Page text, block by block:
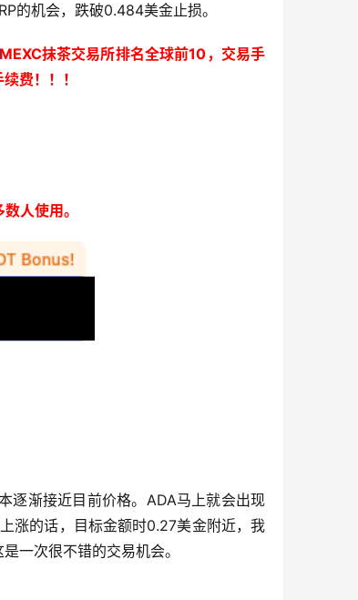
的机会，跌破0.484美金止损。
抹茶交易所排名全球前10，交易手
费！！！
人使用。
逐渐接近目前价格。ADA马上就会出现
涨的话，目标金额时0.27美金附近，我
一次很不错的交易机会。